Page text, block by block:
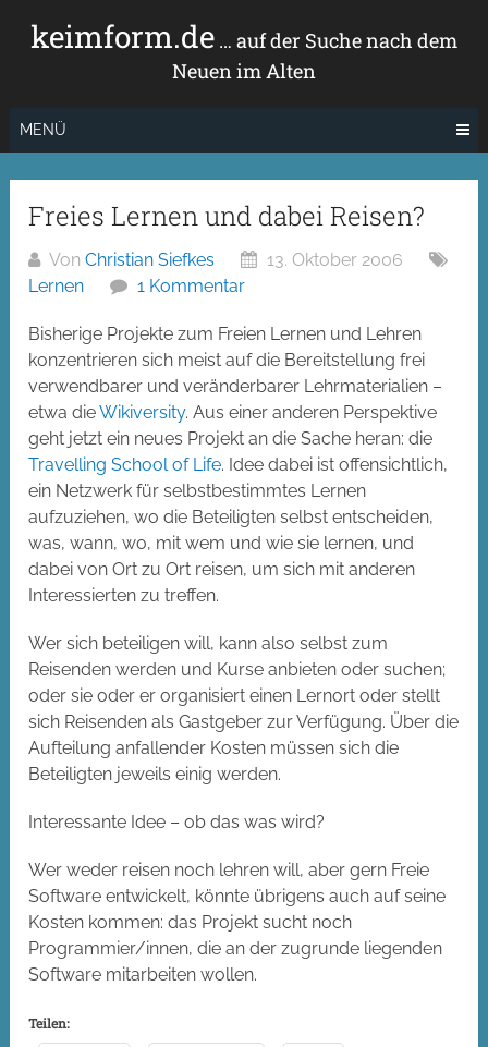
Inhaltkeimform.de… auf der Suche nach dem
Neuen im Alten
MENÜ
Freies Lernen und dabei Reisen?
VonChristian Siefkes
13. Oktober 2006
Lernen
1 Kommentar
Bisherige Projekte zum Freien Lernen und Lehren
konzentrieren sich meist auf die Bereitstellung frei
verwendbarer und veränderbarer Lehrmaterialien –
etwa dieWikiversity. Aus einer anderen Perspektive
geht jetzt ein neues Projekt an die Sache heran: die
Travelling School of Life. Idee dabei ist offensichtlich,
ein Netzwerk für selbstbestimmtes Lernen
aufzuziehen, wo die Beteiligten selbst entscheiden,
was, wann, wo, mit wem und wie sie lernen, und
dabei von Ort zu Ort reisen, um sich mit anderen
Interessierten zu treffen.
Wer sich beteiligen will, kann also selbst zum
Reisenden werden und Kurse anbieten oder suchen;
oder sie oder er organisiert einen Lernort oder stellt
sich Reisenden als Gastgeber zur Verfügung. Über die
Aufteilung anfallender Kosten müssen sich die
Beteiligten jeweils einig werden.
Interessante Idee – ob das was wird?
Wer weder reisen noch lehren will, aber gern Freie
Software entwickelt, könnte übrigens auch auf seine
Kosten kommen: das Projekt sucht noch
Programmier/innen, die an der zugrunde liegenden
Software mitarbeiten wollen.
Teilen: